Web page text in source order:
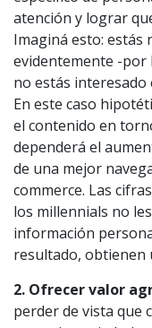
atención y lograr
Imaginá esto: estás
evidentemente -por
no estás interesado
En este caso
el contenido en
dependerá el
de una mejor
commerce. Las
los millennials no
información
resultado, obtienen
2. Ofrecer valor
perder de vista que